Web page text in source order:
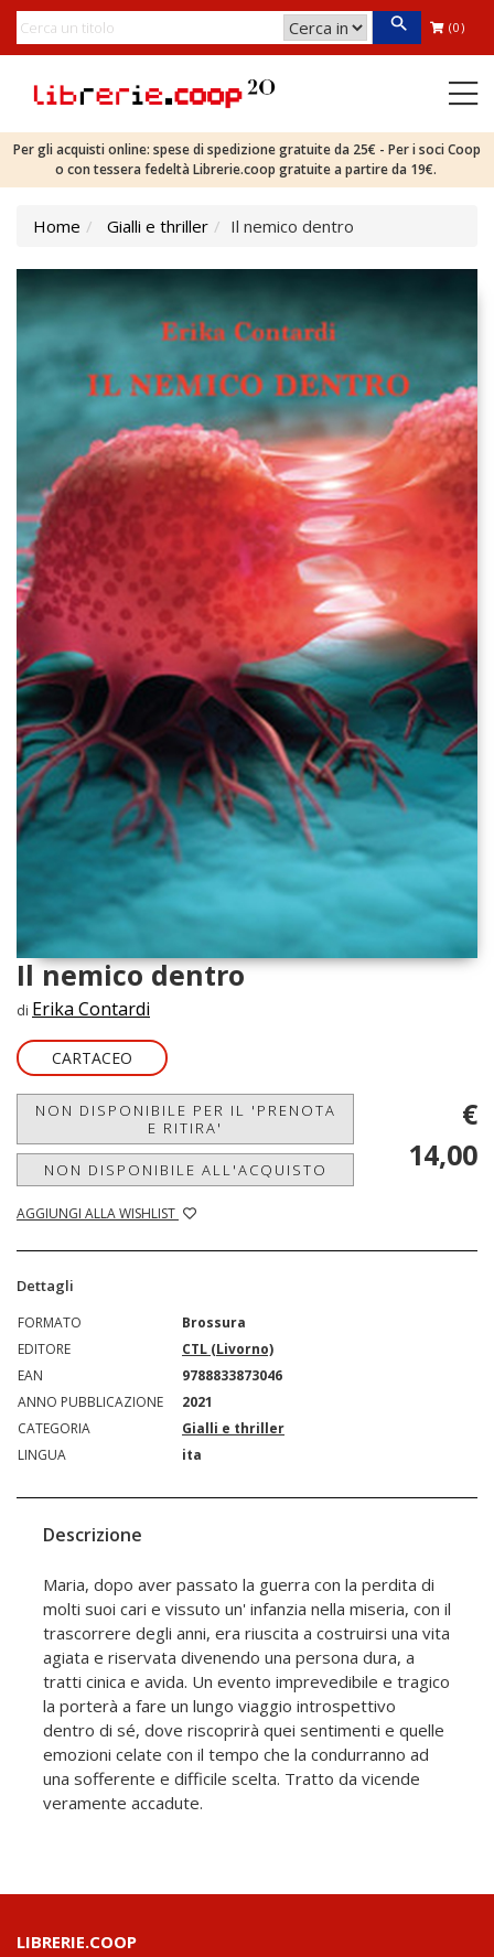
(0)
Per gli acquisti online: spese di spedizione gratuite da 25€ - Per i soci Coop
o con tessera fedeltà Librerie.coop gratuite a partire da 19€.
Home Gialli e thriller Il nemico dentro
Il nemico dentro
di Erika Contardi
CARTACEO
NON DISPONIBILE PER IL 'PRENOTA
E RITIRA'
NON DISPONIBILE ALL'ACQUISTO
AGGIUNGI ALLA WISHLIST
€
14,00
Dettagli
FORMATO
Brossura
EDITORE
CTL (Livorno)
EAN
9788833873046
ANNO PUBBLICAZIONE
2021
CATEGORIA
Gialli e thriller
LINGUA
ita
Descrizione
Maria, dopo aver passato la guerra con la perdita di
molti suoi cari e vissuto un' infanzia nella miseria, con il
trascorrere degli anni, era riuscita a costruirsi una vita
agiata e riservata divenendo una persona dura, a
tratti cinica e avida. Un evento imprevedibile e tragico
la porterà a fare un lungo viaggio introspettivo
dentro di sé, dove riscoprirà quei sentimenti e quelle
emozioni celate con il tempo che la condurranno ad
una sofferente e difficile scelta. Tratto da vicende
veramente accadute.
LIBRERIE.COOP